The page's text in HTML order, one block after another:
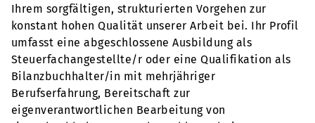
Ihrem sorgfältigen, strukturierten Vorgehen zur
konstant hohen Qualität unserer Arbeit bei. Ihr Profil
umfasst eine abgeschlossene Ausbildung als
Steuerfachangestellte/r oder eine Qualifikation als
Bilanzbuchhalter/in mit mehrjähriger
Berufserfahrung, Bereitschaft zur
eigenverantwortlichen Bearbeitung von